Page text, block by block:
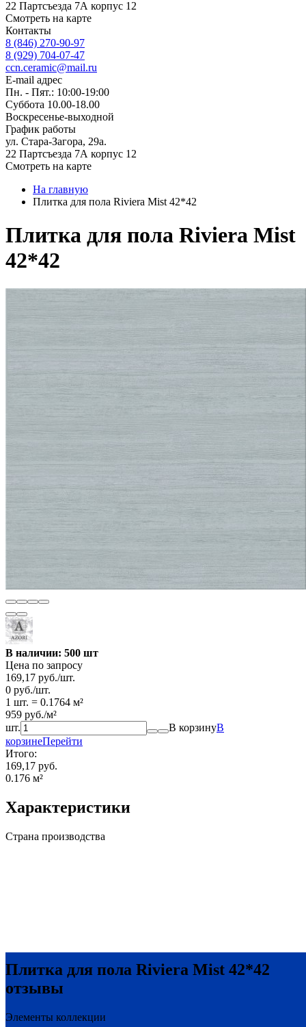
22 Партсъезда 7А корпус 12
Смотреть на карте
Контакты
8 (846) 270-90-97
8 (929) 704-07-47
ccn.ceramic@mail.ru
E-mail адрес
Пн. - Пят.: 10:00-19:00
Суббота 10.00-18.00
Воскресенье-выходной
График работы
ул. Стара-Загора, 29а.
22 Партсъезда 7А корпус 12
Смотреть на карте
На главную
Плитка для пола Riviera Mist 42*42
Плитка для пола Riviera Mist
42*42
В наличии: 500 шт
Цена по запросу
169,17 руб./шт.
0 руб./шт.
1 шт. = 0.1764 м²
959 руб./м²
шт.
В корзинуВ
корзинеПерейти
Итого:
169,17 руб.
0.176 м²
Характеристики
Страна производства
Плитка для пола Riviera Mist 42*42
отзывы
Элементы коллекции